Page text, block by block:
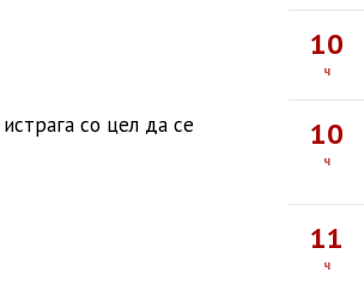
со цел да се
10
ч
10
ч
11
ч